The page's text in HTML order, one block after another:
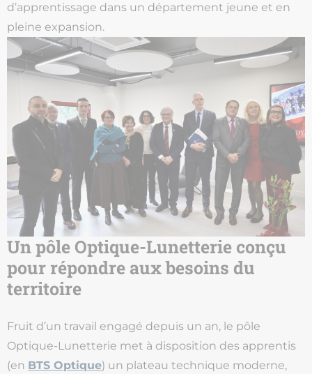
d’apprentissage dans un département jeune et en
pleine expansion.
Un pôle Optique-Lunetterie conçu
pour répondre aux besoins du
territoire
Fruit d’un travail engagé depuis un an, le pôle
Optique-Lunetterie met à disposition des apprentis
(en BTS Optique) un plateau technique moderne,